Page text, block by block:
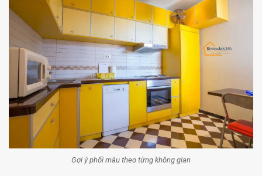
Gợi ý phối màu theo từng không gian